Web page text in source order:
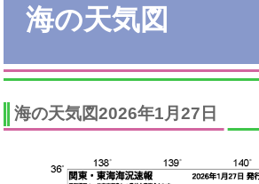
海の天気図
海の天気図2026年1月27日